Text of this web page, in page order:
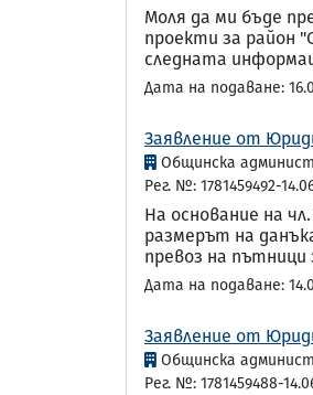
Моля да ми бъде
проекти за район
следната
Дата на подаване:
Заявление от
Общинска
Рег. №: 1781459492-
На основание на
размерът на
превоз на пътници
Дата на подаване:
Заявление от
Общинска
Рег. №: 1781459488-